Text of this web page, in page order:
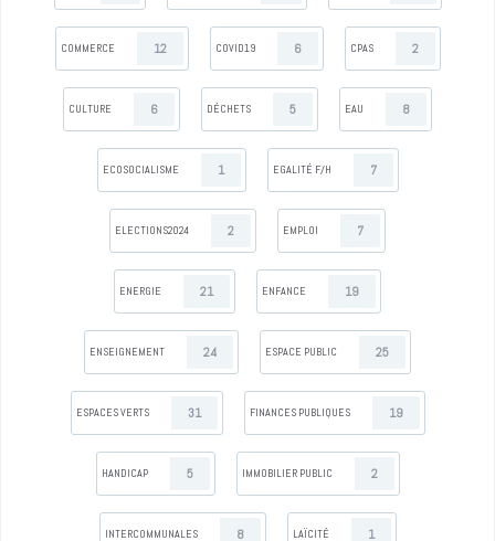
COMMERCE 12 COVID19 6 CPAS 2
CULTURE 6 DÉCHETS 5 EAU 8
ECOSOCIALISME 1 EGALITÉ F/H 7
ELECTIONS2024 2 EMPLOI 7
ENERGIE 21 ENFANCE 19
ENSEIGNEMENT 24 ESPACE PUBLIC 25
ESPACES VERTS 31 FINANCES PUBLIQUES 19
HANDICAP 5 IMMOBILIER PUBLIC 2
INTERCOMMUNALES 8 LAÏCITÉ 1